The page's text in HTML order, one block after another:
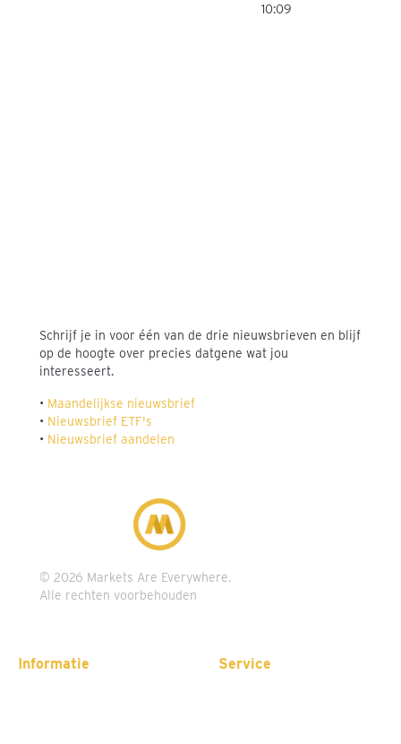
10:09
Schrijf je in voor één van de drie nieuwsbrieven en blijf
op de hoogte over precies datgene wat jou
interesseert.
• Maandelijkse nieuwsbrief
• Nieuwsbrief ETF's
• Nieuwsbrief aandelen
© 2026 Markets Are Everywhere.
Alle rechten voorbehouden
Informatie Service